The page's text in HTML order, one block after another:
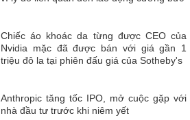
Chiếc áo khoác da từng được CEO của
Nvidia mặc đã được bán với giá gần 1
triệu đô la tại phiên đấu giá của Sotheby's
Anthropic tăng tốc IPO, mở cuộc gặp với
nhà đầu tư trước khi niêm yết